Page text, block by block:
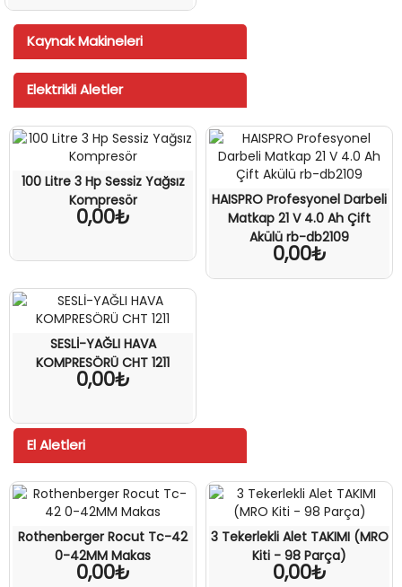
Kaynak Makineleri
Elektrikli Aletler
100 Litre 3 Hp Sessiz Yağsız
Kompresör
0,00₺
HAISPRO Profesyonel Darbeli
Matkap 21 V 4.0 Ah Çift
Akülü rb-db2109
0,00₺
SESLİ-YAĞLI HAVA
KOMPRESÖRÜ CHT 1211
0,00₺
El Aletleri
Rothenberger Rocut Tc-42
0-42MM Makas
0,00₺
3 Tekerlekli Alet TAKIMI (MRO
Kiti - 98 Parça)
0,00₺